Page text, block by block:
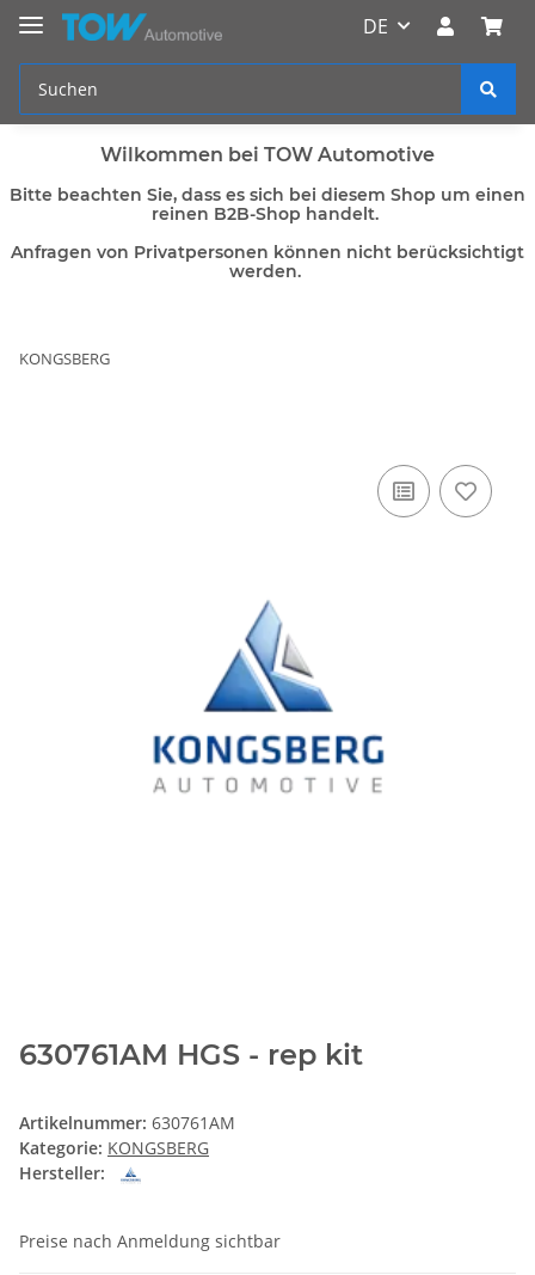
DE
Wilkommen bei TOW Automotive
Bitte beachten Sie, dass es sich bei diesem Shop um einen
reinen B2B-Shop handelt.
Anfragen von Privatpersonen können nicht berücksichtigt
werden.
KONGSBERG
630761AM HGS - rep kit
Artikelnummer: 630761AM
Kategorie: KONGSBERG
Hersteller:
Preise nach Anmeldung sichtbar